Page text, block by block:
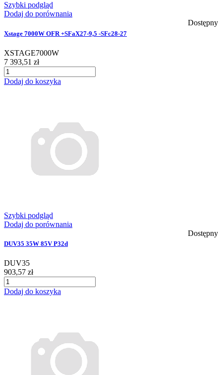
Szybki podgląd
Dodaj do porównania
Dostępny
Xstage 7000W OFR +SFaX27-9,5 -SFc28-27
XSTAGE7000W
7 393,51 zł
Dodaj do koszyka
Szybki podgląd
Dodaj do porównania
Dostępny
DUV35 35W 85V P32d
DUV35
903,57 zł
Dodaj do koszyka